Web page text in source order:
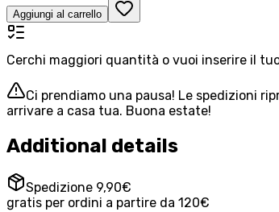
Aggiungi al carrello
Cerchi maggiori quantità o vuoi inserire il
Ci prendiamo una pausa! Le spedizioni
arrivare a casa tua. Buona estate!
Additional details
Spedizione 9,90€
gratis per ordini a partire da 120€